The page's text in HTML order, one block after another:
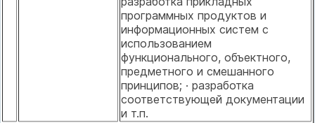
программных продуктов и
информационных систем с
использованием
функционального, объектного,
предметного и смешанного
принципов; · разработка
соответствующей документации
и т.п.